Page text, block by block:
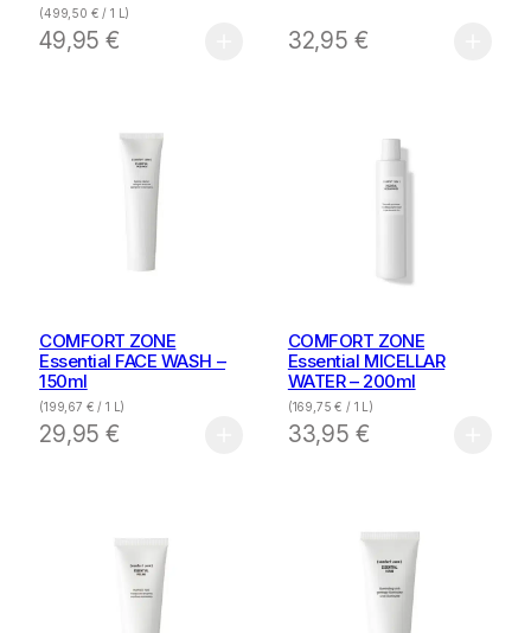
(499,50 € / 1 L)
49,95€ 32,95 €
COMFORT ZONE
Essential FACE WASH –
150ml
(199,67 € / 1 L)
29,95€
COMFORT ZONE
Essential MICELLAR
WATER – 200ml
(169,75€ / 1 L)
33,95 €